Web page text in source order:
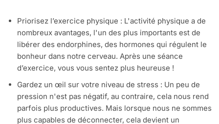
Priorisez l’exercice physique : L'activité physique a de
nombreux avantages, l'un des plus importants est de
libérer des endorphines, des hormones qui régulent le
bonheur dans notre cerveau. Après une séance
d’exercice, vous vous sentez plus heureuse !
Gardez un œil sur votre niveau de stress : Un peu de
pression n'est pas négatif, au contraire, cela nous rend
parfois plus productives. Mais lorsque nous ne sommes
plus capables de déconnecter, cela devient un